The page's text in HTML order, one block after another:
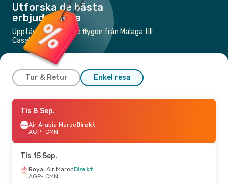
Utforska de bästa
erbjudandena
Upptäck de billigaste flygen från Malaga till
Casablanca
Tur & Retur Enkel resa
Tors 17 Sep.
Royal Air MarocDirekt
AGP- CMN
CMN- AGP
Tors 3 Sep.- Mån 7 Sep.
Tis 8 Sep.
Air Arabia MarocDirekt
AGP- CMN
Tis 15 Sep.
Royal Air MarocDirekt
AGP- CMN